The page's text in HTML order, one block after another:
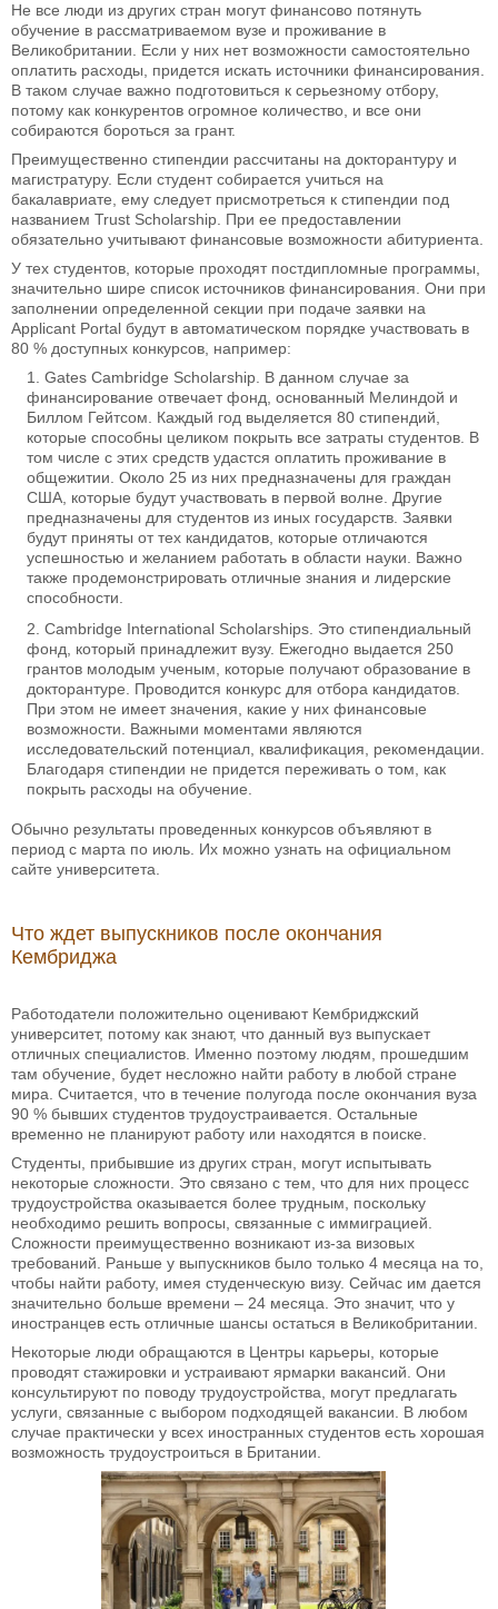
Не все люди из других стран могут финансово потянуть
обучение в рассматриваемом вузе и проживание в
Великобритании. Если у них нет возможности самостоятельно
оплатить расходы, придется искать источники финансирования.
В таком случае важно подготовиться к серьезному отбору,
потому как конкурентов огромное количество, и все они
собираются бороться за грант.
Преимущественно стипендии рассчитаны на докторантуру и
магистратуру. Если студент собирается учиться на
бакалавриате, ему следует присмотреться к стипендии под
названием Trust Scholarship. При ее предоставлении
обязательно учитывают финансовые возможности абитуриента.
У тех студентов, которые проходят постдипломные программы,
значительно шире список источников финансирования. Они при
заполнении определенной секции при подаче заявки на
Applicant Portal будут в автоматическом порядке участвовать в
80 % доступных конкурсов, например:
Gates Cambridge Scholarship. В данном случае за
финансирование отвечает фонд, основанный Мелиндой и
Биллом Гейтсом. Каждый год выделяется 80 стипендий,
которые способны целиком покрыть все затраты студентов. В
том числе с этих средств удастся оплатить проживание в
общежитии. Около 25 из них предназначены для граждан
США, которые будут участвовать в первой волне. Другие
предназначены для студентов из иных государств. Заявки
будут приняты от тех кандидатов, которые отличаются
успешностью и желанием работать в области науки. Важно
также продемонстрировать отличные знания и лидерские
способности.
Cambridge International Scholarships. Это стипендиальный
фонд, который принадлежит вузу. Ежегодно выдается 250
грантов молодым ученым, которые получают образование в
докторантуре. Проводится конкурс для отбора кандидатов.
При этом не имеет значения, какие у них финансовые
возможности. Важными моментами являются
исследовательский потенциал, квалификация, рекомендации.
Благодаря стипендии не придется переживать о том, как
покрыть расходы на обучение.
Обычно результаты проведенных конкурсов объявляют в
период с марта по июль. Их можно узнать на официальном
сайте университета.
Что ждет выпускников после окончания
Кембриджа
Работодатели положительно оценивают Кембриджский
университет, потому как знают, что данный вуз выпускает
отличных специалистов. Именно поэтому людям, прошедшим
там обучение, будет несложно найти работу в любой стране
мира. Считается, что в течение полугода после окончания вуза
90 % бывших студентов трудоустраивается. Остальные
временно не планируют работу или находятся в поиске.
Студенты, прибывшие из других стран, могут испытывать
некоторые сложности. Это связано с тем, что для них процесс
трудоустройства оказывается более трудным, поскольку
необходимо решить вопросы, связанные с иммиграцией.
Сложности преимущественно возникают из-за визовых
требований. Раньше у выпускников было только 4 месяца на то,
чтобы найти работу, имея студенческую визу. Сейчас им дается
значительно больше времени – 24 месяца. Это значит, что у
иностранцев есть отличные шансы остаться в Великобритании.
Некоторые люди обращаются в Центры карьеры, которые
проводят стажировки и устраивают ярмарки вакансий. Они
консультируют по поводу трудоустройства, могут предлагать
услуги, связанные с выбором подходящей вакансии. В любом
случае практически у всех иностранных студентов есть хорошая
возможность трудоустроиться в Британии.